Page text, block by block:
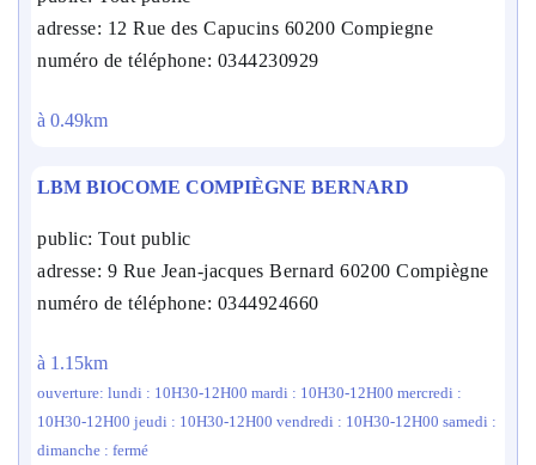
adresse: 12 Rue des Capucins 60200 Compiegne
numéro de téléphone: 0344230929
à 0.49km
LBM BIOCOME COMPIÈGNE BERNARD
public: Tout public
adresse: 9 Rue Jean-jacques Bernard 60200 Compiègne
numéro de téléphone: 0344924660
à 1.15km
ouverture: lundi : 10H30-12H00 mardi : 10H30-12H00 mercredi :
10H30-12H00 jeudi : 10H30-12H00 vendredi : 10H30-12H00 samedi :
dimanche : fermé